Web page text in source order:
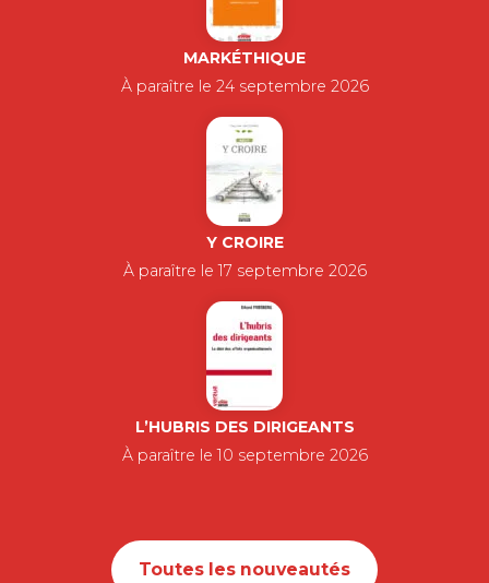
MARKÉTHIQUE
À paraître le 24 septembre 2026
Y CROIRE
À paraître le 17 septembre 2026
L’HUBRIS DES DIRIGEANTS
À paraître le 10 septembre 2026
Toutes les nouveautés